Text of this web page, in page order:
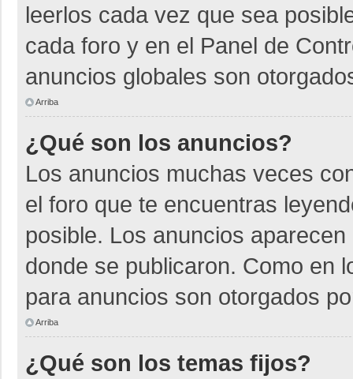
leerlos cada vez que sea
cada foro y en el Panel de
anuncios globales son
Arriba
¿Qué son los anuncios?
Los anuncios muchas veces
el foro que te encuentras
posible. Los anuncios
donde se publicaron. Como en
para anuncios son otorgados
Arriba
¿Qué son los temas fijos?